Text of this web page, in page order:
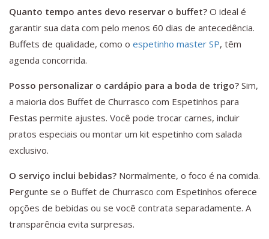
Quanto tempo antes devo reservar o buffet? O ideal é
garantir sua data com pelo menos 60 dias de antecedência.
Buffets de qualidade, como o espetinho master SP, têm
agenda concorrida.
Posso personalizar o cardápio para a boda de trigo? Sim,
a maioria dos Buffet de Churrasco com Espetinhos para
Festas permite ajustes. Você pode trocar carnes, incluir
pratos especiais ou montar um kit espetinho com salada
exclusivo.
O serviço inclui bebidas? Normalmente, o foco é na comida.
Pergunte se o Buffet de Churrasco com Espetinhos oferece
opções de bebidas ou se você contrata separadamente. A
transparência evita surpresas.